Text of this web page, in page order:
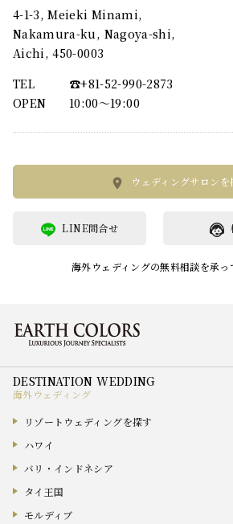
4-1-3, Meieki Minami,
Nakamura-ku, Nagoya-shi,
Aichi, 450-0003
TEL
☎︎+81-52-990-2873
OPEN
10:00〜19:00
ウェディングサロンを
LINE問合せ
海外ウェディングの無料相談を承っ
海外ウェディング
リゾートウェディングを探す
ハワイ
バリ・インドネシア
タイ王国
モルディブ